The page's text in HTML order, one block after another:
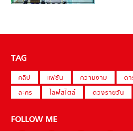
TAG
คลิป แฟชั่น ความงาม ด
ละคร
ไลฟ์สไตล์ ดวงรายวัน
FOLLOW ME